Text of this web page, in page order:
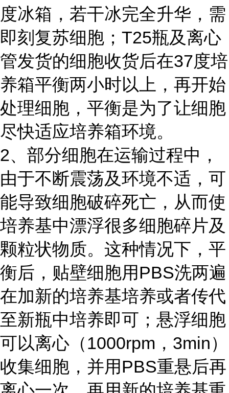
度冰箱，若干冰完全升华，需
即刻复苏细胞；T25瓶及离心
管发货的细胞收货后在37度培
养箱平衡两小时以上，再开始
处理细胞，平衡是为了让细胞
尽快适应培养箱环境。
2、部分细胞在运输过程中，
由于不断震荡及环境不适，可
能导致细胞破碎死亡，从而使
培养基中漂浮很多细胞碎片及
颗粒状物质。这种情况下，平
衡后，贴壁细胞用PBS洗两遍
在加新的培养基培养或者传代
至新瓶中培养即可；悬浮细胞
可以离心（1000rpm，3min）
收集细胞，并用PBS重悬后再